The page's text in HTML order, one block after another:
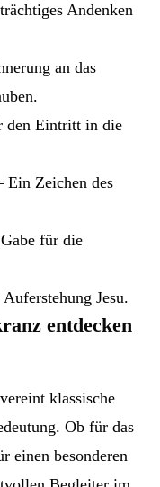
Andenken
an das
den Eintritt in die
Ein Zeichen des
für die
Jesu.
entdecken
vereint klassische
Ob für das
einen besonderen